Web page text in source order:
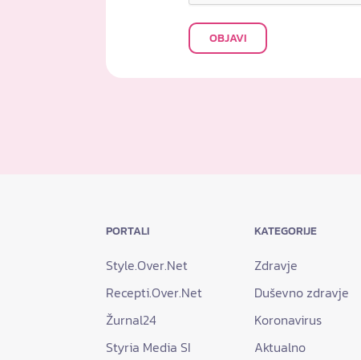
OBJAVI
PORTALI
Style.Over.Net
Recepti.Over.Net
Žurnal24
Styria Media SI
KATEGORIJE
Zdravje
Duševno zdravje
Koronavirus
Aktualno